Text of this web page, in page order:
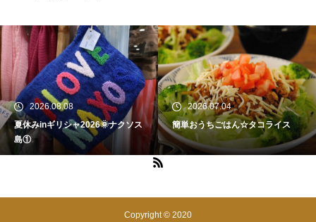
2026.08.08
夏休みinギリシャ2026🌞ナクソス
島①
2026.07.04
簡単おうちごはん☆タコライス
Copyright © 2020